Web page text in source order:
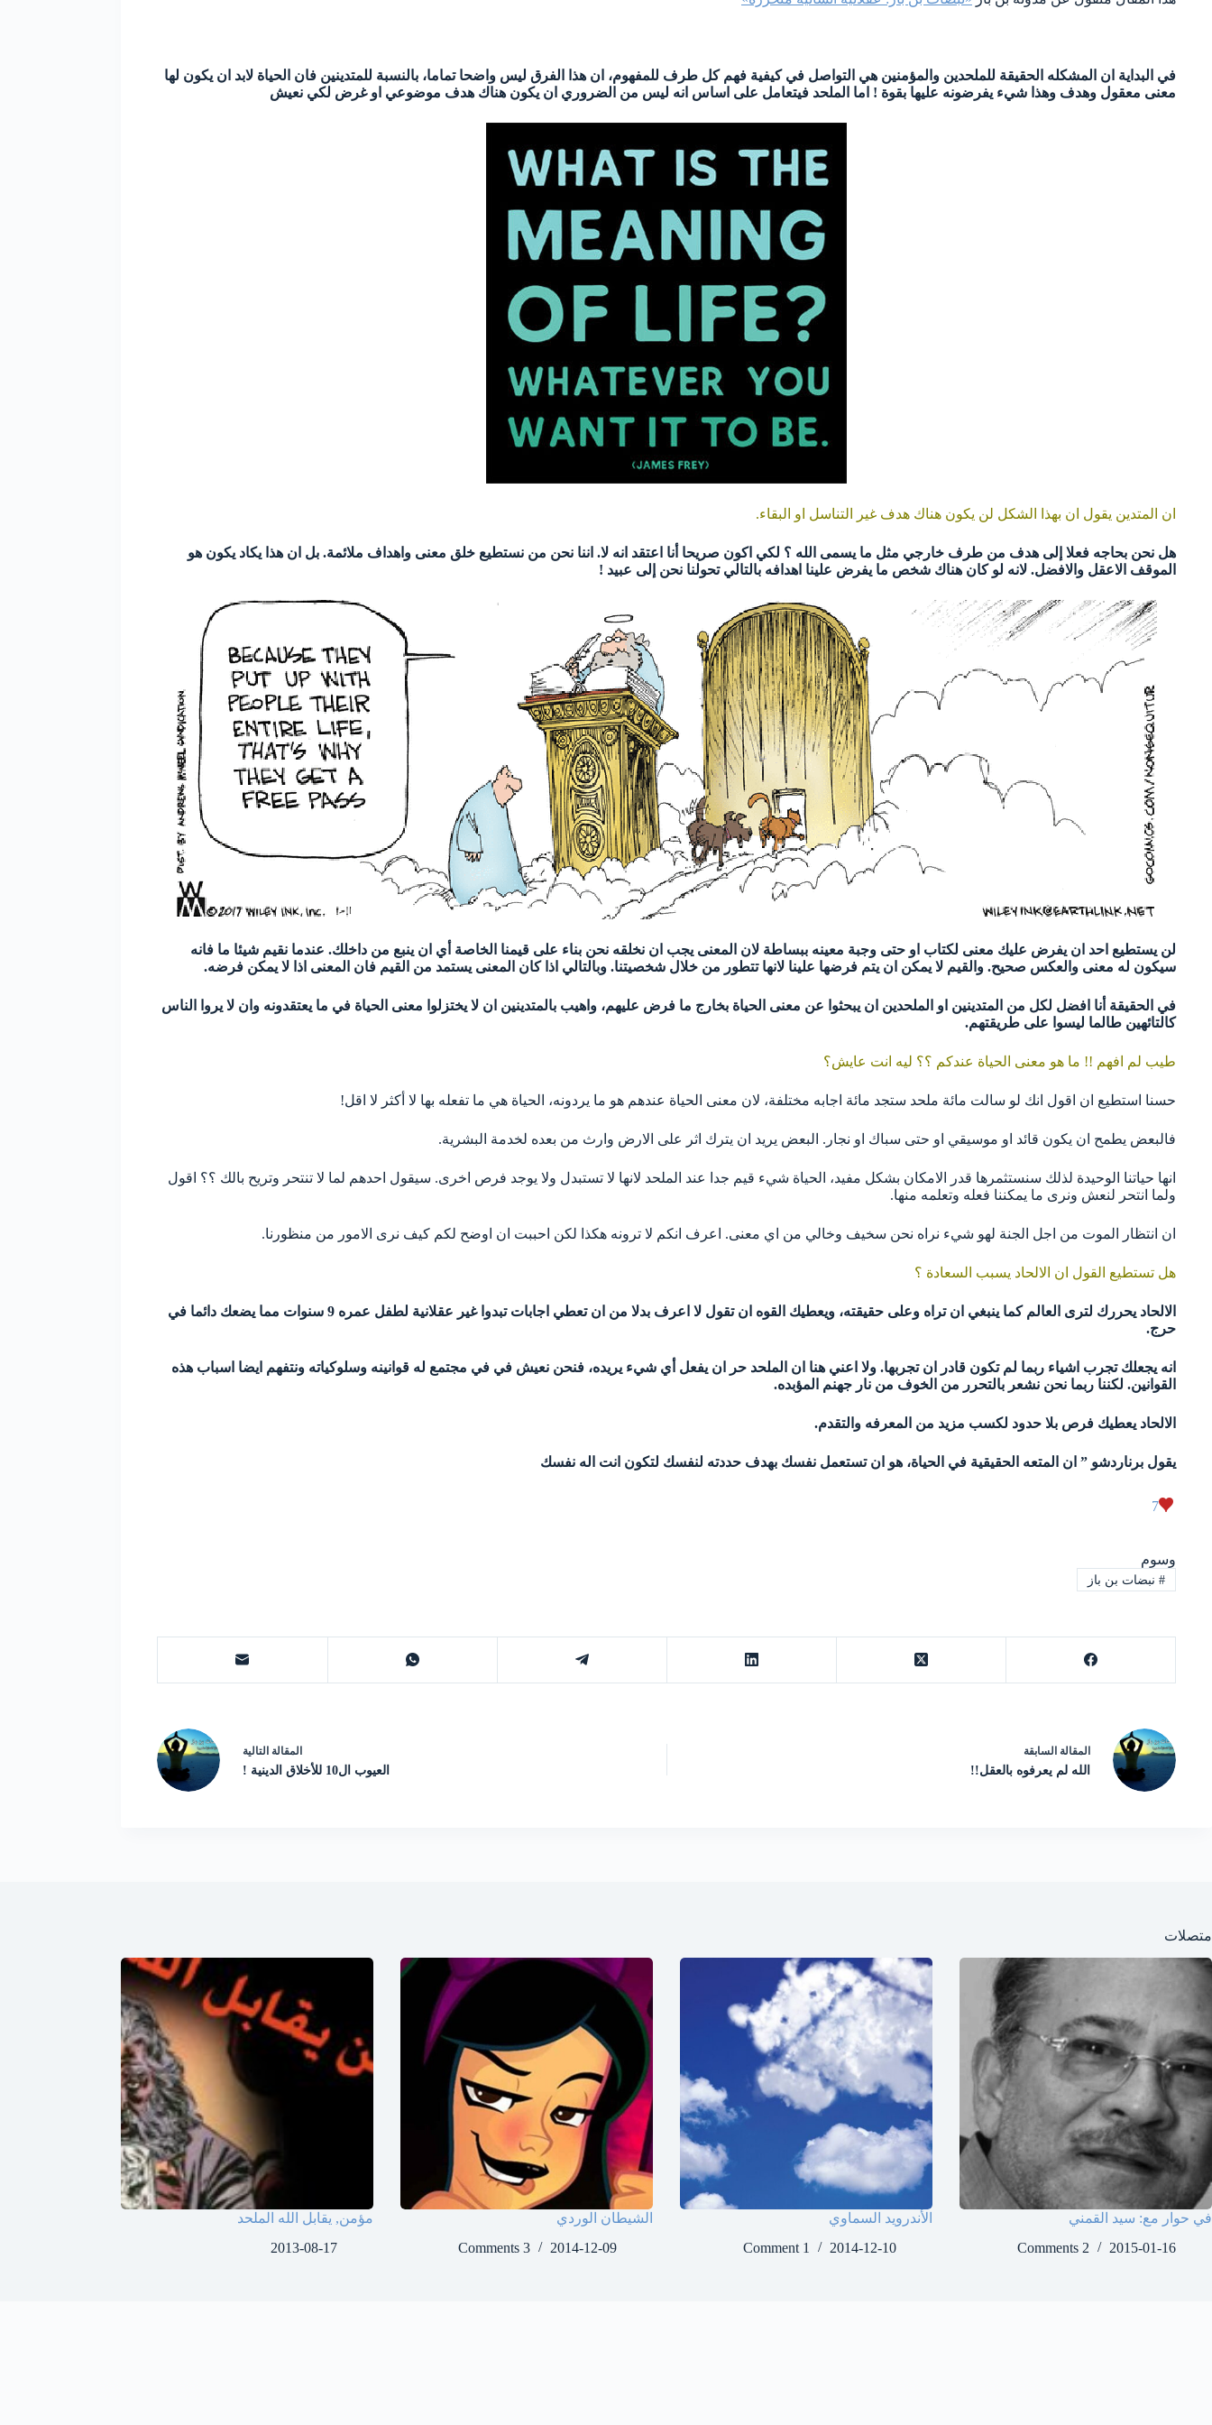
في البداية ان المشكله الحقيقة للملحدين والمؤمنين هي التواصل في كيفية فهم كل طرف للمفهوم، ان هذا الفرق ليس واضحا تماما، بالنسبة للمتدينين فان الحياة لابد ان يكون لها
معنى معقول وهدف وهذا شيء يفرضونه عليها بقوة ! اما الملحد فيتعامل على اساس انه ليس من الضروري ان يكون هناك هدف موضوعي او غرض لكي نعيش
ان المتدين يقول ان بهذا الشكل لن يكون هناك هدف غير التناسل او البقاء.
هل نحن بحاجه فعلا إلى هدف من طرف خارجي مثل ما يسمى الله ؟ لكي اكون صريحا أنا اعتقد انه لا. اننا نحن من نستطيع خلق معنى واهداف ملائمة. بل ان هذا يكاد يكون هو
الموقف الاعقل والافضل. لانه لو كان هناك شخص ما يفرض علينا اهدافه بالتالي تحولنا نحن إلى عبيد !
لن يستطيع احد ان يفرض عليك معنى لكتاب او حتى وجبة معينه ببساطة لان المعنى يجب ان نخلقه نحن بناء على قيمنا الخاصة أي ان ينبع من داخلك. عندما نقيم شيئا ما فانه
سيكون له معنى والعكس صحيح. والقيم لا يمكن ان يتم فرضها علينا لانها تتطور من خلال شخصيتنا. وبالتالي اذا كان المعنى يستمد من القيم فان المعنى اذا لا يمكن فرضه.
في الحقيقة أنا افضل لكل من المتدينين او الملحدين ان يبحثوا عن معنى الحياة بخارج ما فرض عليهم، واهيب بالمتدينين ان لا يختزلوا معنى الحياة في ما يعتقدونه وان لا يروا الناس
كالتائهين طالما ليسوا على طريقتهم.
طيب لم افهم !! ما هو معنى الحياة عندكم ؟؟ ليه انت عايش؟
حسنا استطيع ان اقول انك لو سالت مائة ملحد ستجد مائة اجابه مختلفة، لان معنى الحياة عندهم هو ما يردونه، الحياة هي ما تفعله بها لا أكثر لا اقل!
فالبعض يطمح ان يكون قائد او موسيقي او حتى سباك او نجار. البعض يريد ان يترك اثر على الارض وارث من بعده لخدمة البشرية.
انها حياتنا الوحيدة لذلك سنستثمرها قدر الامكان بشكل مفيد، الحياة شيء قيم جدا عند الملحد لانها لا تستبدل ولا يوجد فرص اخرى. سيقول احدهم لما لا تنتحر وتريح بالك ؟؟ اقول
ولما انتحر لنعش ونرى ما يمكننا فعله وتعلمه منها.
ان انتظار الموت من اجل الجنة لهو شيء نراه نحن سخيف وخالي من اي معنى. اعرف انكم لا ترونه هكذا لكن احببت ان اوضح لكم كيف نرى الامور من منظورنا.
هل تستطيع القول ان الالحاد يسبب السعادة ؟
الالحاد يحررك لترى العالم كما ينبغي ان تراه وعلى حقيقته، ويعطيك القوه ان تقول لا اعرف بدلا من ان تعطي اجابات تبدوا غير عقلانية لطفل عمره 9 سنوات مما يضعك دائما في
حرج.
انه يجعلك تجرب اشياء ربما لم تكون قادر ان تجربها. ولا اعني هنا ان الملحد حر ان يفعل أي شيء يريده، فنحن نعيش في في مجتمع له قوانينه وسلوكياته ونتفهم ايضا اسباب هذه
القوانين. لكننا ربما نحن نشعر بالتحرر من الخوف من نار جهنم المؤبده.
الالحاد يعطيك فرص بلا حدود لكسب مزيد من المعرفه والتقدم.
يقول برناردشو ” ان المتعه الحقيقية في الحياة، هو ان تستعمل نفسك بهدف حددته لنفسك لتكون انت اله نفسك
7
وسوم
#نبضات بن باز
المقالة السابقة
الله لم يعرفوه بالعقل!!
المقالة التالية
العيوب ال10 للأخلاق الدينية !
متصلات
في حوار مع: سيد القمني
2015-01-16
2 Comments
الأندرويد السماوي
2014-12-10
1 Comment
الشيطان الوردي
2014-12-09
3 Comments
مؤمن, يقابل الله الملحد
2013-08-17